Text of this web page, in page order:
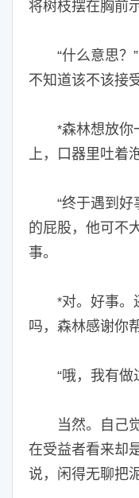
将树枝摆在胸前
“什么意思？”
不知道该不该接
*森林想放你
上，口器里吐着
“终于遇到好
的屁股，他可不
事。
*对。好事。
吗，森林感谢你
“哦，我有做
当然。自己觉
在受益者看来却
说，闲得无聊把